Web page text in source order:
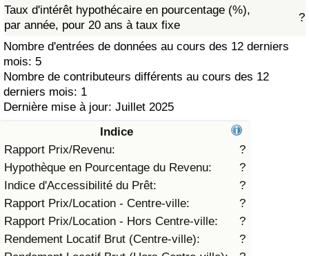
Taux d'intérêt hypothécaire en pourcentage (%),
par année, pour 20 ans à taux fixe
?
Nombre d'entrées de données au cours des 12 derniers
mois: 5
Nombre de contributeurs différents au cours des 12
derniers mois: 1
Dernière mise à jour: Juillet 2025
Indice
Rapport Prix/Revenu:
?
Hypothèque en Pourcentage du Revenu:
?
Indice d'Accessibilité du Prêt:
?
Rapport Prix/Location - Centre-ville:
?
Rapport Prix/Location - Hors Centre-ville:
?
Rendement Locatif Brut (Centre-ville):
?
Indice des soins de santé (Actuel)
Indice des soins de santé
Indice des soins de santé par Pays
Pollution
Indice de Pollution (Actuel)
Indice de pollution
Indice de Pollution par Pays
Trafic